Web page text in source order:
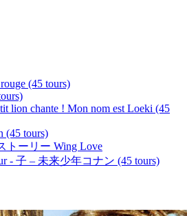
(45 tours)
lion chante ! Mon nom est Loeki (45
(45 tours)
トーリー Wing Love
- 子 – 未来少年コナン (45 tours)